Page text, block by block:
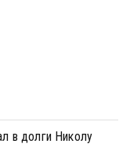
в долги Николу